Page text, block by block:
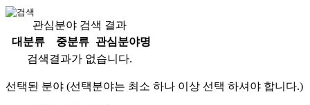
관심분야 검색 결과
대분류
중분류
관심분야명
검색결과가 없습니다.
선택된 분야 (선택분야는 최소 하나 이상 선택 하셔야 합니다.)